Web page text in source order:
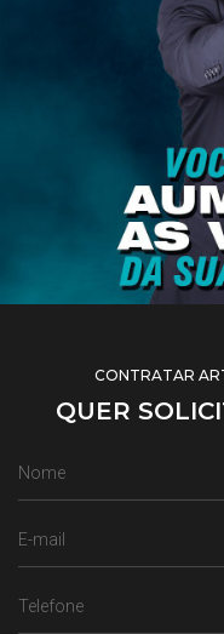
CONTRATAR
QUER